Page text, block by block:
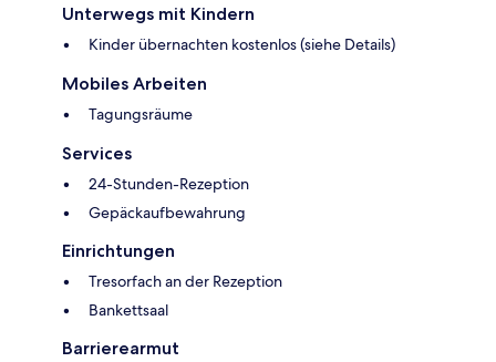
Unterwegs mit Kindern
Kinder übernachten kostenlos (siehe Details)
Mobiles Arbeiten
Tagungsräume
Services
24-Stunden-Rezeption
Gepäckaufbewahrung
Einrichtungen
Tresorfach an der Rezeption
Bankettsaal
Barrierearmut